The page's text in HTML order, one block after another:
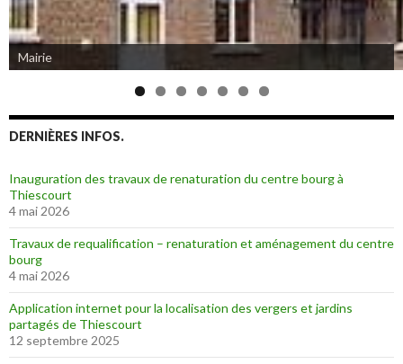
Mairie
DERNIÈRES INFOS.
Inauguration des travaux de renaturation du centre bourg à
Thiescourt
4 mai 2026
Travaux de requalification – renaturation et aménagement du centre
bourg
4 mai 2026
Application internet pour la localisation des vergers et jardins
partagés de Thiescourt
12 septembre 2025